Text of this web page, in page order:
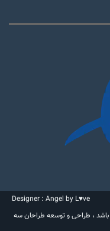
Designer : Angel by L♥ve
، طراحی و توسعه طراحان سه